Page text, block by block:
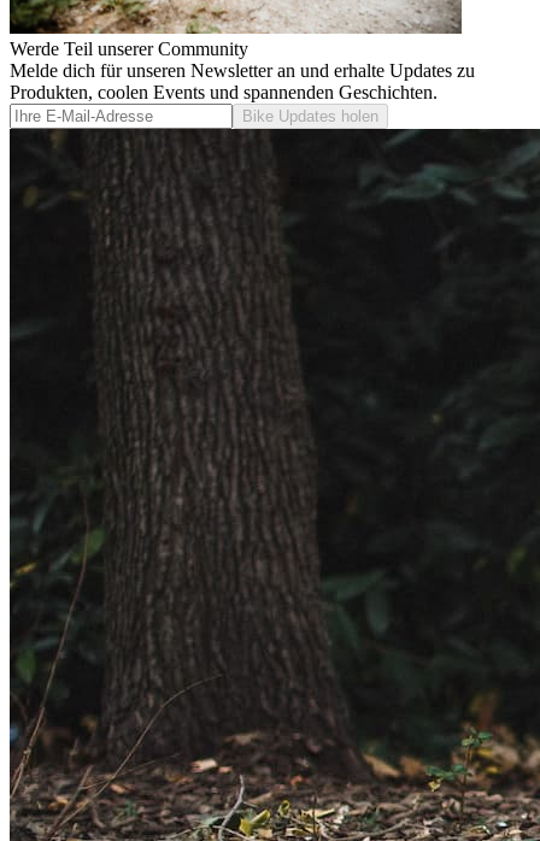
Werde Teil unserer Community
Melde dich für unseren Newsletter an und erhalte Updates zu
Produkten, coolen Events und spannenden Geschichten.
Bike Updates holen